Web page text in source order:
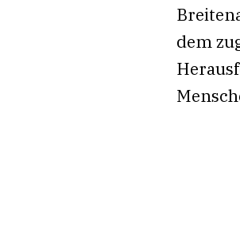
dem